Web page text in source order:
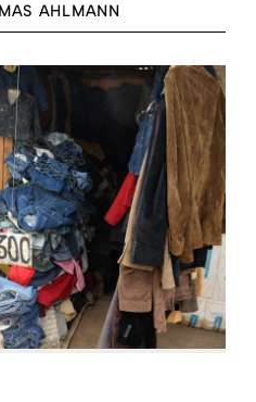
AHLMANN